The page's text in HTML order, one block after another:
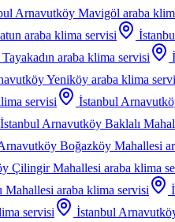
Arnavutköy Mavigöl araba
araba klima servisi
araba klima servisi
Yeniköy araba klima
servisi İstanbul
İstanbul Arnavutköy Baklalı
Boğazköy Mahallesi
Çilingir Mahallesi araba klima
Mahallesi araba klima servisi
servisi İstanbul